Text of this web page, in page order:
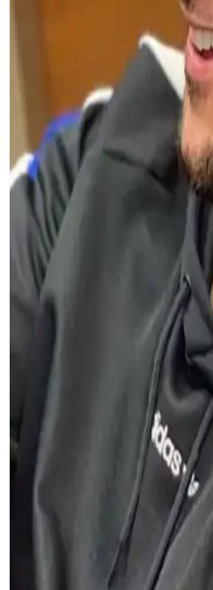
Popüler Erkek
Zara ve Amouage
Dior, Bvlgari, Zara ve
kullanıcı yorumları ve
profilleri, performans ve
Burberry Weekend
Ferah ve Odunsu
Burberry Weekend Edt
koku profiliyle öne çıkan
kalıcılığıyla yaz
Erkekler İçin
Erkek Parfüm
Baharatlı erkek kokuları,
Mad P102 gibi ürünlerle
ve özel kullanım için
Erkekler İçin
ve Bakım İpuçları